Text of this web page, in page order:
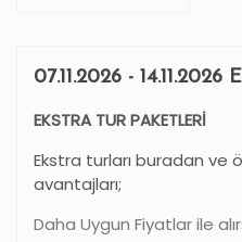
07.11.2026 - 14.11.2026
EKSTRA TUR PAKETLERİ
Ekstra turları buradan ve
avantajları;
Daha Uygun Fiyatlar ile